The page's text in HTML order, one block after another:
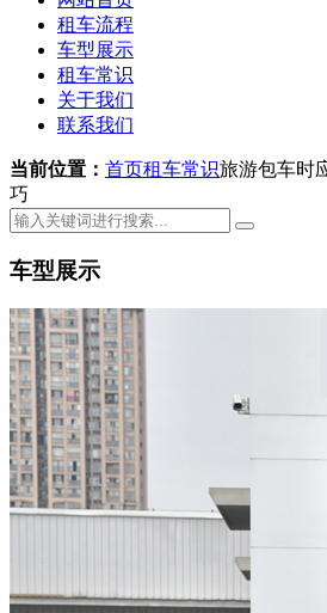
租车流程
车型展示
租车常识
关于我们
联系我们
当前位置： 首页租车常识旅游包车时
巧
车型展示